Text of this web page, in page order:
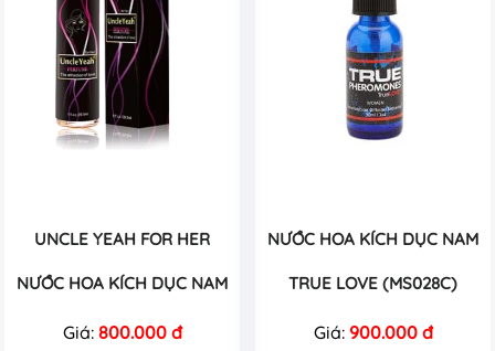
UNCLE YEAH FOR HER
NƯỚC HOA KÍCH DỤC NAM
Giá: 800.000 đ
NƯỚC HOA KÍCH DỤC NAM
TRUE LOVE (MS028C)
Giá: 900.000 đ